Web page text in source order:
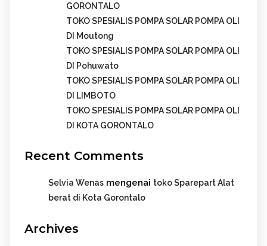
GORONTALO
TOKO SPESIALIS POMPA SOLAR POMPA OLI
DI Moutong
TOKO SPESIALIS POMPA SOLAR POMPA OLI
DI Pohuwato
TOKO SPESIALIS POMPA SOLAR POMPA OLI
DI LIMBOTO
TOKO SPESIALIS POMPA SOLAR POMPA OLI
DI KOTA GORONTALO
Recent Comments
Selvia Wenas mengenai toko Sparepart Alat
berat di Kota Gorontalo
Archives